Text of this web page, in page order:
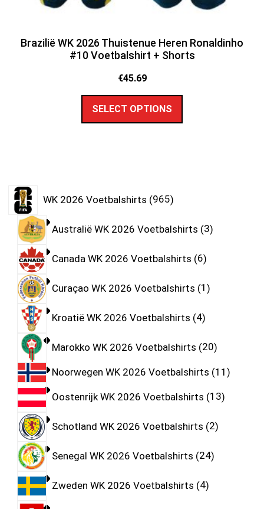
Brazilië WK 2026 Thuistenue Heren Ronaldinho
#10 Voetbalshirt + Shorts
€45.69
SELECT OPTIONS
WK 2026 Voetbalshirts 965
Australië WK 2026 Voetbalshirts 3
Canada WK 2026 Voetbalshirts 6
Curaçao WK 2026 Voetbalshirts 1
Kroatië WK 2026 Voetbalshirts 4
Marokko WK 2026 Voetbalshirts 20
Noorwegen WK 2026 Voetbalshirts 11
Oostenrijk WK 2026 Voetbalshirts 13
Schotland WK 2026 Voetbalshirts 2
Senegal WK 2026 Voetbalshirts 24
Zweden WK 2026 Voetbalshirts 4